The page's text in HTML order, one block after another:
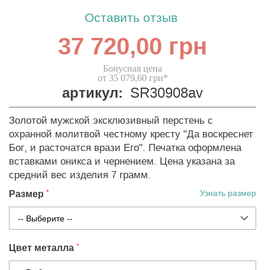
Оставить отзыв
37 720,00 грн
Бонусная цена
от 35 079,60 грн*
артикул: SR30908av
Золотой мужской эксклюзивный перстень с
охранной молитвой честному кресту "Да воскреснет
Бог, и расточатся врази Его". Печатка оформлена
вставками оникса и чернением. Цена указана за
средний вес изделия 7 грамм.
Размер Узнать размер
Цвет металла